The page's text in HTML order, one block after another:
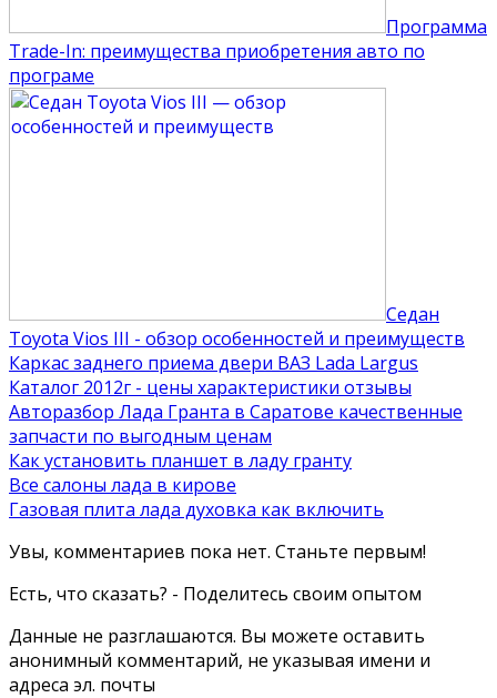
Программа
Trade-In: преимущества приобретения авто по
програме
Седан
Toyota Vios III - обзор особенностей и преимуществ
Каркас заднего приема двери ВАЗ Lada Largus
Каталог 2012г - цены характеристики отзывы
Авторазбор Лада Гранта в Саратове качественные
запчасти по выгодным ценам
Как установить планшет в ладу гранту
Все салоны лада в кирове
Газовая плита лада духовка как включить
Увы, комментариев пока нет. Станьте первым!
Есть, что сказать? - Поделитесь своим опытом
Данные не разглашаются. Вы можете оставить
анонимный комментарий, не указывая имени и
адреса эл. почты